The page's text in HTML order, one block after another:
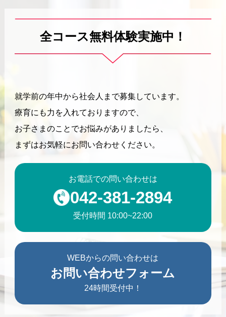
全コース無料体験実施中！
就学前の年中から社会人まで募集しています。
療育にも力を入れておりますので、
お子さまのことでお悩みがありましたら、
まずはお気軽にお問い合わせください。
お電話での問い合わせは
042-381-2894
受付時間 10:00~22:00
WEBからの問い合わせは
お問い合わせフォーム
24時間受付中！